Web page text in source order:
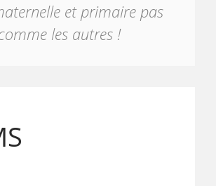
et primaire pas
les autres !